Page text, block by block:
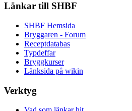
Länkar till SHBF
SHBF Hemsida
Bryggaren - Forum
Receptdatabas
Typdeffar
Bryggkurser
Länksida på wikin
Verktyg